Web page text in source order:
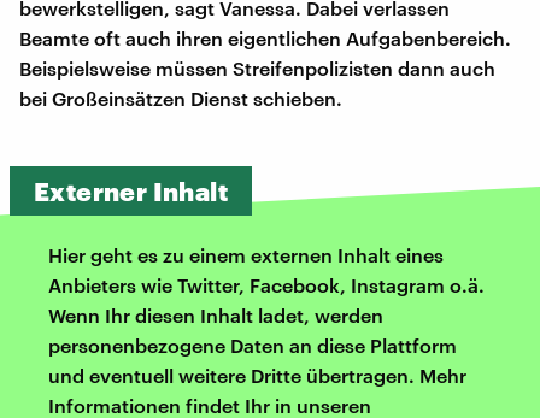
bewerkstelligen, sagt Vanessa. Dabei verlassen
Beamte oft auch ihren eigentlichen Aufgabenbereich.
Beispielsweise müssen Streifenpolizisten dann auch
bei Großeinsätzen Dienst schieben.
Externer Inhalt
Hier geht es zu einem externen Inhalt eines
Anbieters wie Twitter, Facebook, Instagram o.ä.
Wenn Ihr diesen Inhalt ladet, werden
personenbezogene Daten an diese Plattform
und eventuell weitere Dritte übertragen. Mehr
Informationen findet Ihr in unseren